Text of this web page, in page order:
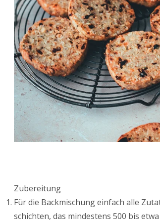
Zubereitung
Für die Backmischung einfach alle
schichten, das mindestens 500 bis